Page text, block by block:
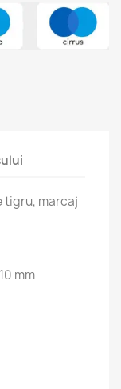
tigru, marcaj
mm